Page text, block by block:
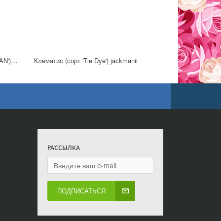
Клематис (сорт 'STAR OF PAKISTAN') jackmanii Клематис (сорт 'Tie Dye') jackmanii
РАССЫЛКА
ПОДПИСАТЬСЯ